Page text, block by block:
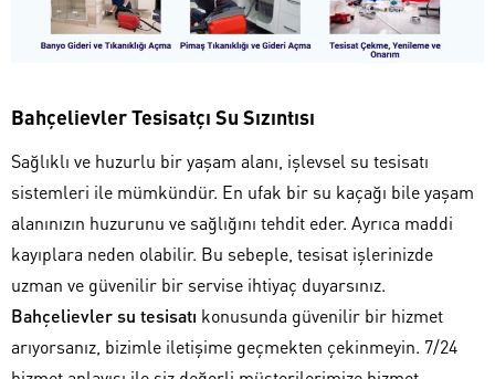
Bahçelievler Tesisatçı Su Sızıntısı
Sağlıklı ve huzurlu bir yaşam alanı, işlevsel su tesisatı
sistemleri ile mümkündür. En ufak bir su kaçağı bile yaşam
alanınızın huzurunu ve sağlığını tehdit eder. Ayrıca maddi
kayıplara neden olabilir. Bu sebeple, tesisat işlerinizde
uzman ve güvenilir bir servise ihtiyaç duyarsınız.
Bahçelievler su tesisatı konusunda güvenilir bir hizmet
arıyorsanız, bizimle iletişime geçmekten çekinmeyin. 7/24